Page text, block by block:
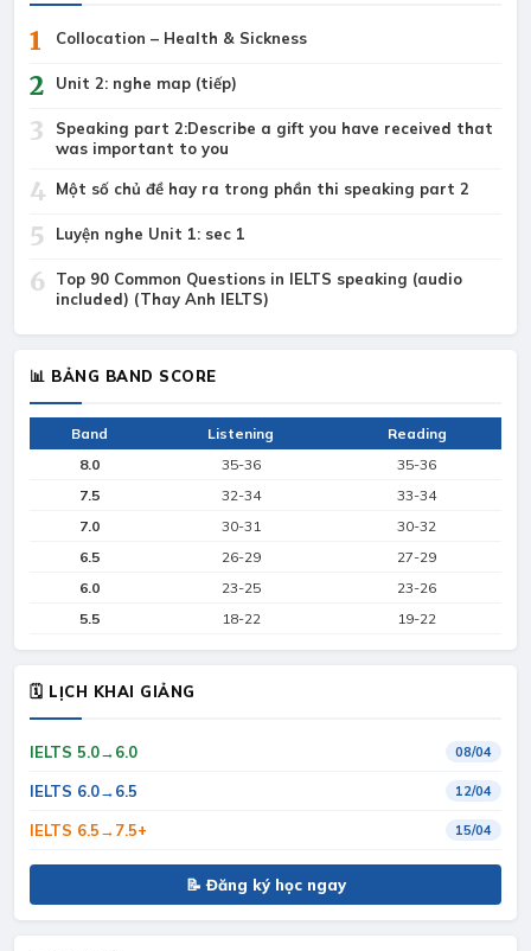
1 Collocation – Health & Sickness
2 Unit 2: nghe map (tiếp)
3
Speaking part 2:Describe a gift you have received that
was important to you
4 Một số chủ đề hay ra trong phần thi speaking part 2
5 Luyện nghe Unit 1: sec 1
6
Top 90 Common Questions in IELTS speaking (audio
included) (Thay Anh IELTS)
📊 BẢNG BAND SCORE
Band Listening
Reading
8.0
35-36
35-36
7.5
32-34
33-34
7.0
30-31
30-32
6.5
26-29
27-29
6.0
23-25
23-26
5.5
18-22 19-22
🗓 LỊCH KHAI GIẢNG
IELTS 5.0→6.0 08/04
IELTS 6.0→6.5 12/04
IELTS 6.5→7.5+ 15/04
📝 Đăng ký học ngay